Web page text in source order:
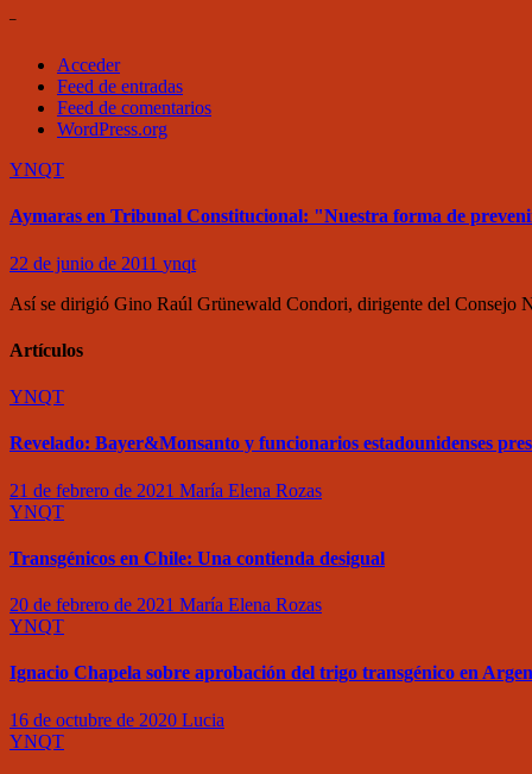
–
Acceder
Feed de entradas
Feed de comentarios
WordPress.org
YNQT
Aymaras en Tribunal Constitucional: "Nuestra forma de
22 de junio de 2011 ynqt
Así se dirigió Gino Raúl Grünewald Condori, dirigente del Consejo
Artículos
YNQT
Revelado: Bayer&Monsanto y funcionarios estadounidenses
21 de febrero de 2021 María Elena Rozas
YNQT
Transgénicos en Chile: Una contienda desigual
20 de febrero de 2021 María Elena Rozas
YNQT
Ignacio Chapela sobre aprobación del trigo transgénico en
16 de octubre de 2020 Lucia
YNQT